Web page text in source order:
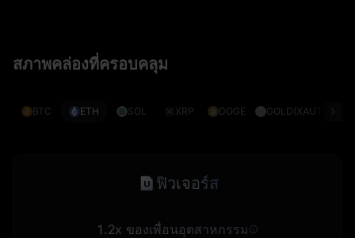
สภาพคล่องที่ครอบคลุม
BTC ETH SOL XRP DOGE GOLD(XAUT)
ฟิวเจอร์ส
1.2x ของเพื่อนอุตสาหกรรม